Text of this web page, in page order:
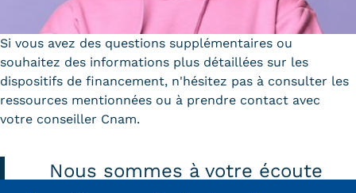
Si vous avez des questions supplémentaires ou
souhaitez des informations plus détaillées sur les
dispositifs de financement, n'hésitez pas à consulter les
ressources mentionnées ou à prendre contact avec
votre conseiller Cnam.
Nous sommes à votre écoute